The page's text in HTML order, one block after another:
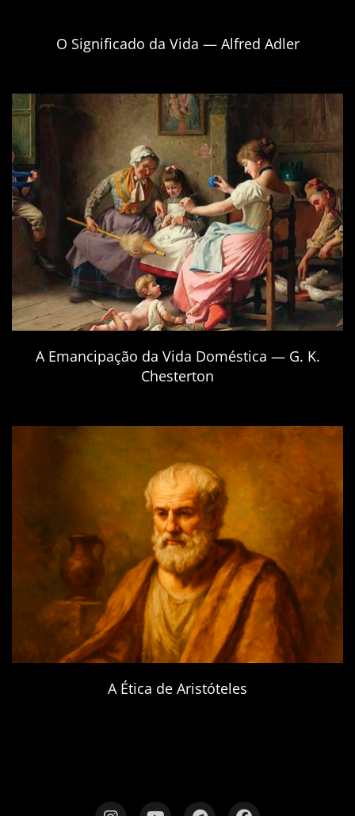
O Significado da Vida — Alfred Adler
A Emancipação da Vida Doméstica — G. K.
Chesterton
A Ética de Aristóteles